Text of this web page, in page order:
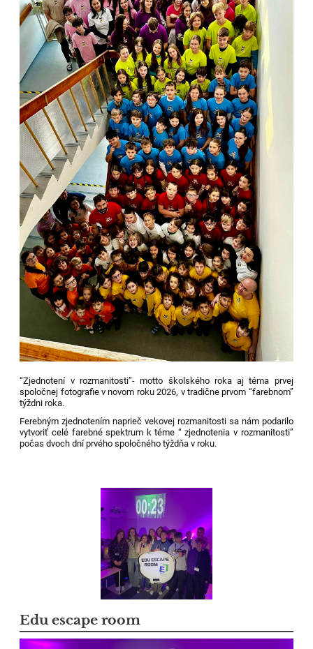
“Zjednotení v rozmanitosti”- motto školského roka aj téma prvej
spoločnej fotografie v novom roku 2026, v tradične prvom “farebnom”
týždni roka.
Ferebným zjednotením naprieč vekovej rozmanitosti sa nám podarilo
vytvoriť celé farebné spektrum k téme “ zjednotenia v rozmanitosti”
počas dvoch dní prvého spoločného týždňa v roku.
Edu escape room